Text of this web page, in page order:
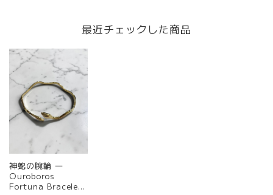
最近チェックした商品
神蛇の腕輪 ―
Ouroboros
Fortuna Bracelet